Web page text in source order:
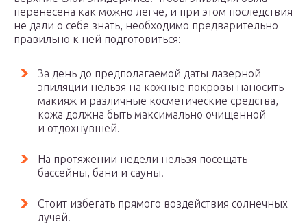
перенесена как можно легче, и при этом последствия
не дали о себе знать, необходимо предварительно
правильно к ней подготовиться:
За день до предполагаемой даты лазерной
эпиляции нельзя на кожные покровы наносить
макияж и различные косметические средства,
кожа должна быть максимально очищенной
и отдохнувшей.
На протяжении недели нельзя посещать
бассейны, бани и сауны.
Стоит избегать прямого воздействия солнечных
лучей.